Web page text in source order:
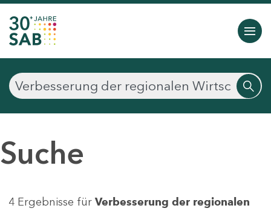
Suche
4 Ergebnisse für Verbesserung der regionalen